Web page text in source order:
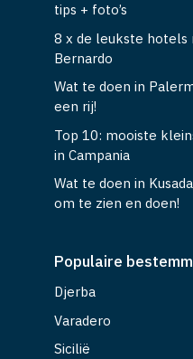
tips + foto’s
8 x de leukste hotels
Bernardo
Wat te doen in
een rij!
Top 10: mooiste
in Campania
Wat te doen in
om te zien en doen!
Populaire
Djerba
Varadero
Sicilië